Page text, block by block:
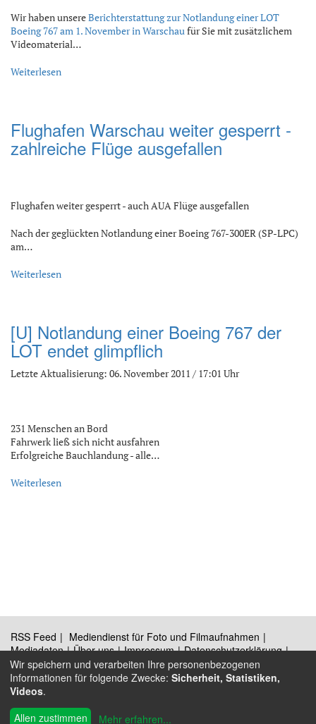
Wir haben unsereBerichterstattung zur Notlandung einer LOT
Boeing 767 am 1. November in Warschaufür Sie mit zusätzlichem
Videomaterial…
Weiterlesen
Flughafen Warschau weiter gesperrt -
zahlreiche Flüge ausgefallen
Flughafen weiter gesperrt - auch AUA Flüge ausgefallen
Nach der geglückten Notlandung einer Boeing 767-300ER (SP-LPC)
am…
Weiterlesen
[U] Notlandung einer Boeing 767 der
LOT endet glimpflich
Letzte Aktualisierung: 06. November 2011 / 17:01 Uhr
231 Menschen an Bord
Fahrwerk ließ sich nicht ausfahren
Erfolgreiche Bauchlandung - alle…
Weiterlesen
RSS Feed
Mediendienst für Foto und Filmaufnahmen
Mediadaten
Über uns Impressum
Datenschutzerklärung
Kontakt
© 2009 - 2026 Austrian Wings
Wir speichern und verarbeiten Ihre personenbezogenen
Informationen für folgende Zwecke: Sicherheit, Statistiken,
Videos.
Allen zustimmen
Mehr erfahren...